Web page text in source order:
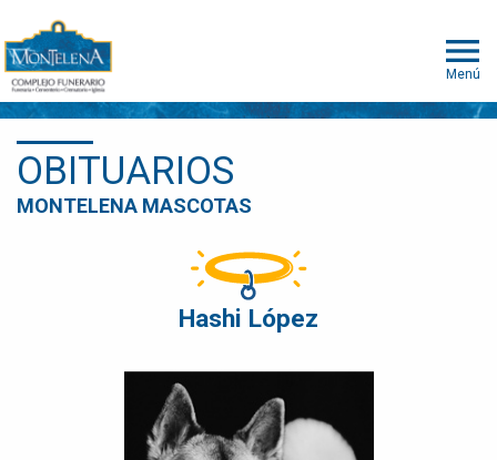
Menú
OBITUARIOS
MONTELENA MASCOTAS
Hashi López